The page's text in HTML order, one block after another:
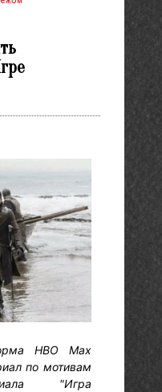
HBO Max
по мотивам
"Игра